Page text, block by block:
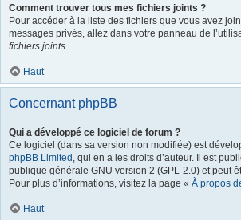
Comment trouver tous mes fichiers joints ?
Pour accéder à la liste des fichiers que vous avez
messages privés, allez dans votre panneau de
fichiers joints.
Haut
Concernant phpBB
Qui a développé ce logiciel de forum ?
Ce logiciel (dans sa version non modifiée) est
phpBB Limited , qui en a les droits d’auteur. Il est
publique générale GNU version 2 (GPL-2.0) et peut
Pour plus d’informations, visitez la page « À propos
Haut